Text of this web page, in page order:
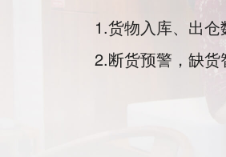
1.货物入库、出仓
2.断货预警，缺